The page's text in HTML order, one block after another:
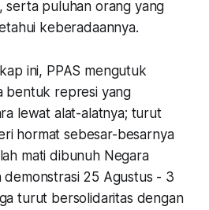
serta puluhan orang yang
keberadaannya.
ini, PPAS mengutuk
bentuk represi yang
lewat alat-alatnya; turut
hormat sebesar-besarnya
mati dibunuh Negara
demonstrasi 25 Agustus - 3
turut bersolidaritas dengan